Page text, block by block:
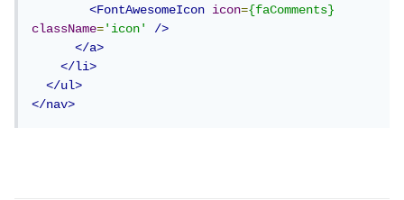
<FontAwesomeIcon
icon={faComments}
className='icon'
/>
</a>
</li>
</ul>
</nav>